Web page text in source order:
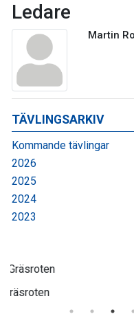
TÄVLINGSARKIV
Kommande tävlingar
2026
2025
2024
2023
Ledare
Martin